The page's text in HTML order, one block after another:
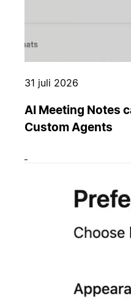
31 juli 2026
AI Meeting Notes
Custom Agents